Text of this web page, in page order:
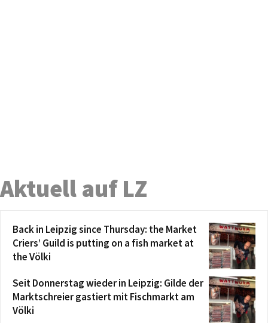
Aktuell auf LZ
Back in Leipzig since Thursday: the Market
Criers’ Guild is putting on a fish market at
the Völki
Seit Donnerstag wieder in Leipzig: Gilde der
Marktschreier gastiert mit Fischmarkt am
Völki